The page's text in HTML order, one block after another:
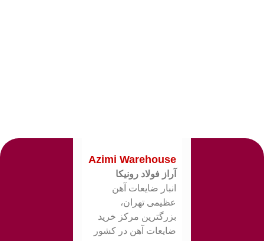
Azimi Warehouse
آراز فولاد رونیکا
انبار ضایعات آهن
عظیمی تهران،
بزرگترین مرکز خرید
ضایعات آهن در کشور